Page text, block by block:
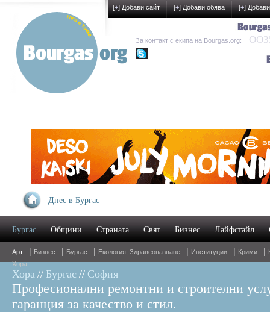
Днес в Бургас
Бургас Общини Страната Свят Бизнес Лайфстайл
Арт | Бизнес | Бургас | Екология, Здравеопазване | Институции | Крими |
Хора
Хора // Бургас // София
Професионални ремонтни и строителни
гаранция за качество и стил.
[+] Добави сайт [+] Добави обява [+]
За контакт с екипа на Bourgas.org: